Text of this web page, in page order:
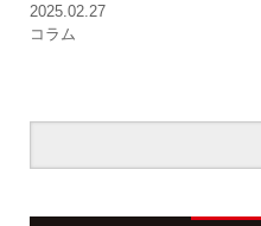
2025.02.27
コラム